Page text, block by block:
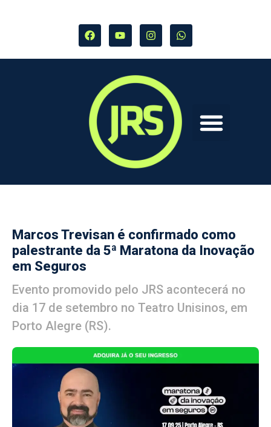
Marcos Trevisan é confirmado como
palestrante da 5ª Maratona da Inovação
em Seguros
Evento promovido pelo JRS acontecerá no
dia 17 de setembro no Teatro Unisinos, em
Porto Alegre (RS).